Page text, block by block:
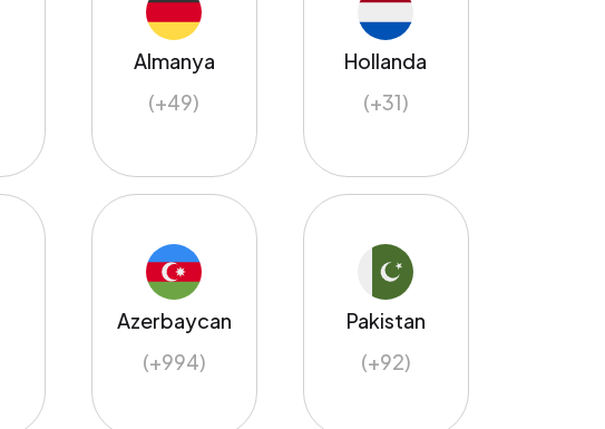
Almanya
(+49)
Hollanda
(+31)
Azerbaycan
(+994)
Pakistan
(+92)